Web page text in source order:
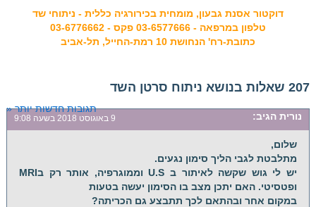
דוקטור אסנת גבעון, מומחית בכירורגיה כללית - ניתוחי שד
טלפון במרפאה - 03-6577666 פקס - 03-6776662
כתובת-רח' הנחושת 10 רמת-החייל, תל-אביב
207 שאלות בנושא ניתוח סרטן השד
תגובות חדשות יותר «
נורית הגיב: 9 באוגוסט 2018 בשעה 9:08
שלום,
מתלבטת לגבי הליך סימון נגעים.
יש לי גוש שקשה לאיתור ב U.S וממוגרפיה, אותר רק בMRI
ופטסיטי. האם יתכן מצב בו הסימון יעשה בטעות
במקום אחר ובהתאם לכך תתבצע גם הכריתה?